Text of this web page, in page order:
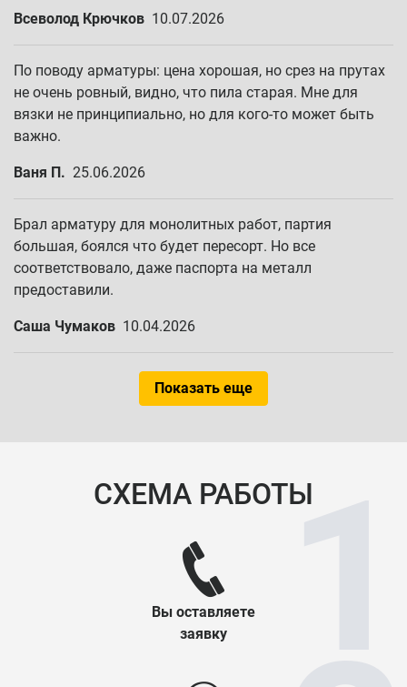
Всеволод Крючков 10.07.2026
По поводу арматуры: цена хорошая, но срез на прутах
не очень ровный, видно, что пила старая. Мне для
вязки не принципиально, но для кого-то может быть
важно.
Ваня П. 25.06.2026
Брал арматуру для монолитных работ, партия
большая, боялся что будет пересорт. Но все
соответствовало, даже паспорта на металл
предоставили.
Саша Чумаков 10.04.2026
Показать еще
СХЕМА РАБОТЫ
Вы оставляете
заявку